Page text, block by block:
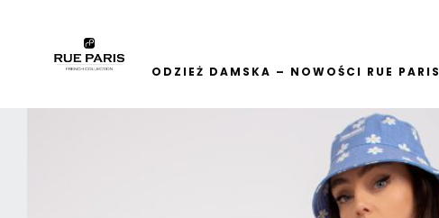
ODZIEŻ DAMSKA – NOWOŚCI RUE PARIS